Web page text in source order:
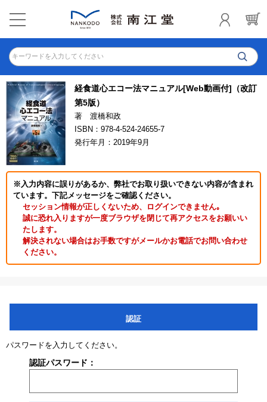
キーワードを入力してください
経食道心エコー法マニュアル[Web動画付]（改訂
第5版）
著 渡橋和政
ISBN：978-4-524-24655-7
発行年月：2019年9月
※入力内容に誤りがあるか、弊社でお取り扱いできない内容が含まれ
ています。下記メッセージをご確認ください。
セッション情報が正しくないため、ログインできません｡
誠に恐れ入りますが一度ブラウザを閉じて再アクセスをお願いい
たします。
解決されない場合はお手数ですがメールかお電話でお問い合わせ
ください。
認証
パスワードを入力してください。
認証パスワード：